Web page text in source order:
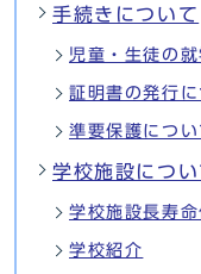
手続きについて
児童・生徒の
証明書の発行に
準要保護につい
学校施設につい
学校施設長寿
学校紹介